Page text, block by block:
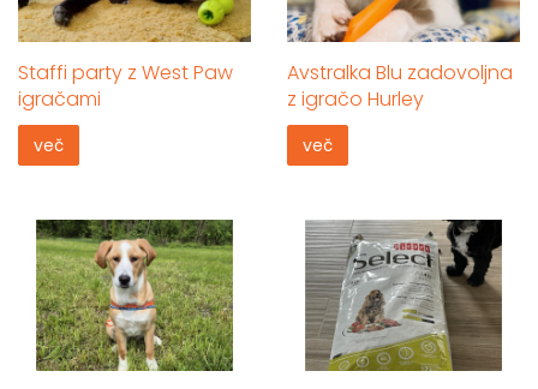
Staffi party z West Paw
igračami
več
Avstralka Blu zadovoljna
z igračo Hurley
več